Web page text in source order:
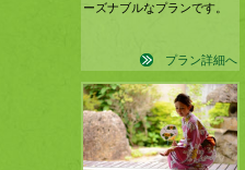
ーズナブルなプランです。
プラン詳細へ